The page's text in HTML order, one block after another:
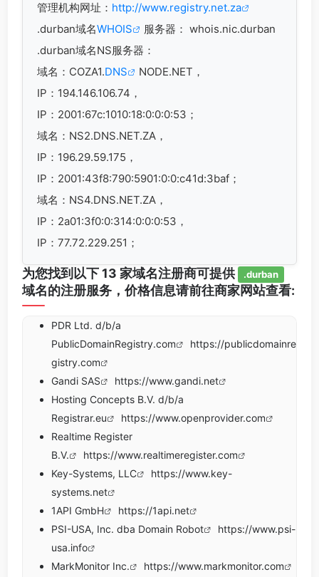
管理机构网址： http://www.registry.net.za
.durban域名WHOIS
服务器： whois.nic.durban
.durban域名NS服务器：
域名：COZA1.DNS
NODE.NET，
IP：194.146.106.74，
IP：2001:67c:1010:18:0:0:0:53；
域名：NS2.DNS.NET.ZA，
IP：196.29.59.175，
IP：2001:43f8:790:5901:0:0:c41d:3baf；
域名：NS4.DNS.NET.ZA，
IP：2a01:3f0:0:314:0:0:0:53，
IP：77.72.229.251；
为您找到以下 13 家域名注册商可提供 .durban
域名的注册服务，价格信息请前往商家网站查看:
PDR Ltd. d/b/a
PublicDomainRegistry.com
https://publicdomainre
gistry.com
Gandi SAS
https://www.gandi.net
Hosting Concepts B.V. d/b/a
Registrar.eu
https://www.openprovider.com
Realtime Register
B.V.
https://www.realtimeregister.com
Key-Systems, LLC
https://www.key-
systems.net
1API GmbH
https://1api.net
PSI-USA, Inc. dba Domain Robot
https://www.psi-
usa.info
MarkMonitor Inc.
https://www.markmonitor.com